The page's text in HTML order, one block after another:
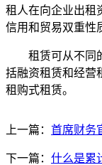
租人在向企业出租
信用和贸易双重性
租赁可从不同的
括融资租赁和经营
租购式租赁。
上一篇： 首席财务
下一篇： 什么是累